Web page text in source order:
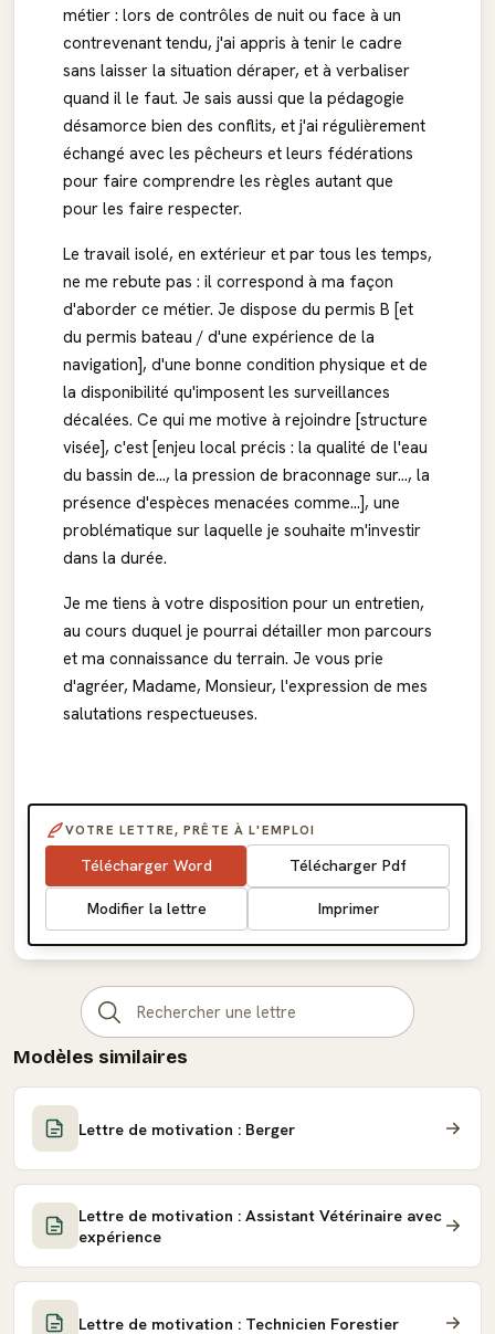
métier : lors de contrôles de nuit ou face à un
contrevenant tendu, j'ai appris à tenir le cadre
sans laisser la situation déraper, et à verbaliser
quand il le faut. Je sais aussi que la pédagogie
désamorce bien des conflits, et j'ai régulièrement
échangé avec les pêcheurs et leurs fédérations
pour faire comprendre les règles autant que
pour les faire respecter.
Le travail isolé, en extérieur et par tous les temps,
ne me rebute pas : il correspond à ma façon
d'aborder ce métier. Je dispose du permis B [et
du permis bateau / d'une expérience de la
navigation], d'une bonne condition physique et de
la disponibilité qu'imposent les surveillances
décalées. Ce qui me motive à rejoindre [structure
visée], c'est [enjeu local précis : la qualité de l'eau
du bassin de…, la pression de braconnage sur…, la
présence d'espèces menacées comme…], une
problématique sur laquelle je souhaite m'investir
dans la durée.
Je me tiens à votre disposition pour un entretien,
au cours duquel je pourrai détailler mon parcours
et ma connaissance du terrain. Je vous prie
d'agréer, Madame, Monsieur, l'expression de mes
salutations respectueuses.
VOTRE LETTRE, PRÊTE À L'EMPLOI
Télécharger Word Télécharger Pdf
Modifier la lettre Imprimer
Modèles similaires
Lettre de motivation : Berger
Lettre de motivation : Assistant Vétérinaire avec
expérience
Lettre de motivation : Technicien Forestier